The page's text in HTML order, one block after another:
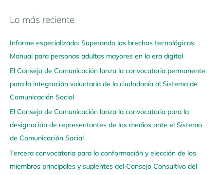
Lo más reciente
Informe especializado: Superando las brechas tecnológicas:
Manual para personas adultas mayores en la era digital
El Consejo de Comunicación lanza la convocatoria permanente
para la integración voluntaria de la ciudadanía al Sistema de
Comunicación Social
El Consejo de Comunicación lanza la convocatoria para la
designación de representantes de los medios ante el Sistema
de Comunicación Social
Tercera convocatoria para la conformación y elección de los
miembros principales y suplentes del Consejo Consultivo del
N
v
e
g
a
a
q
u
í